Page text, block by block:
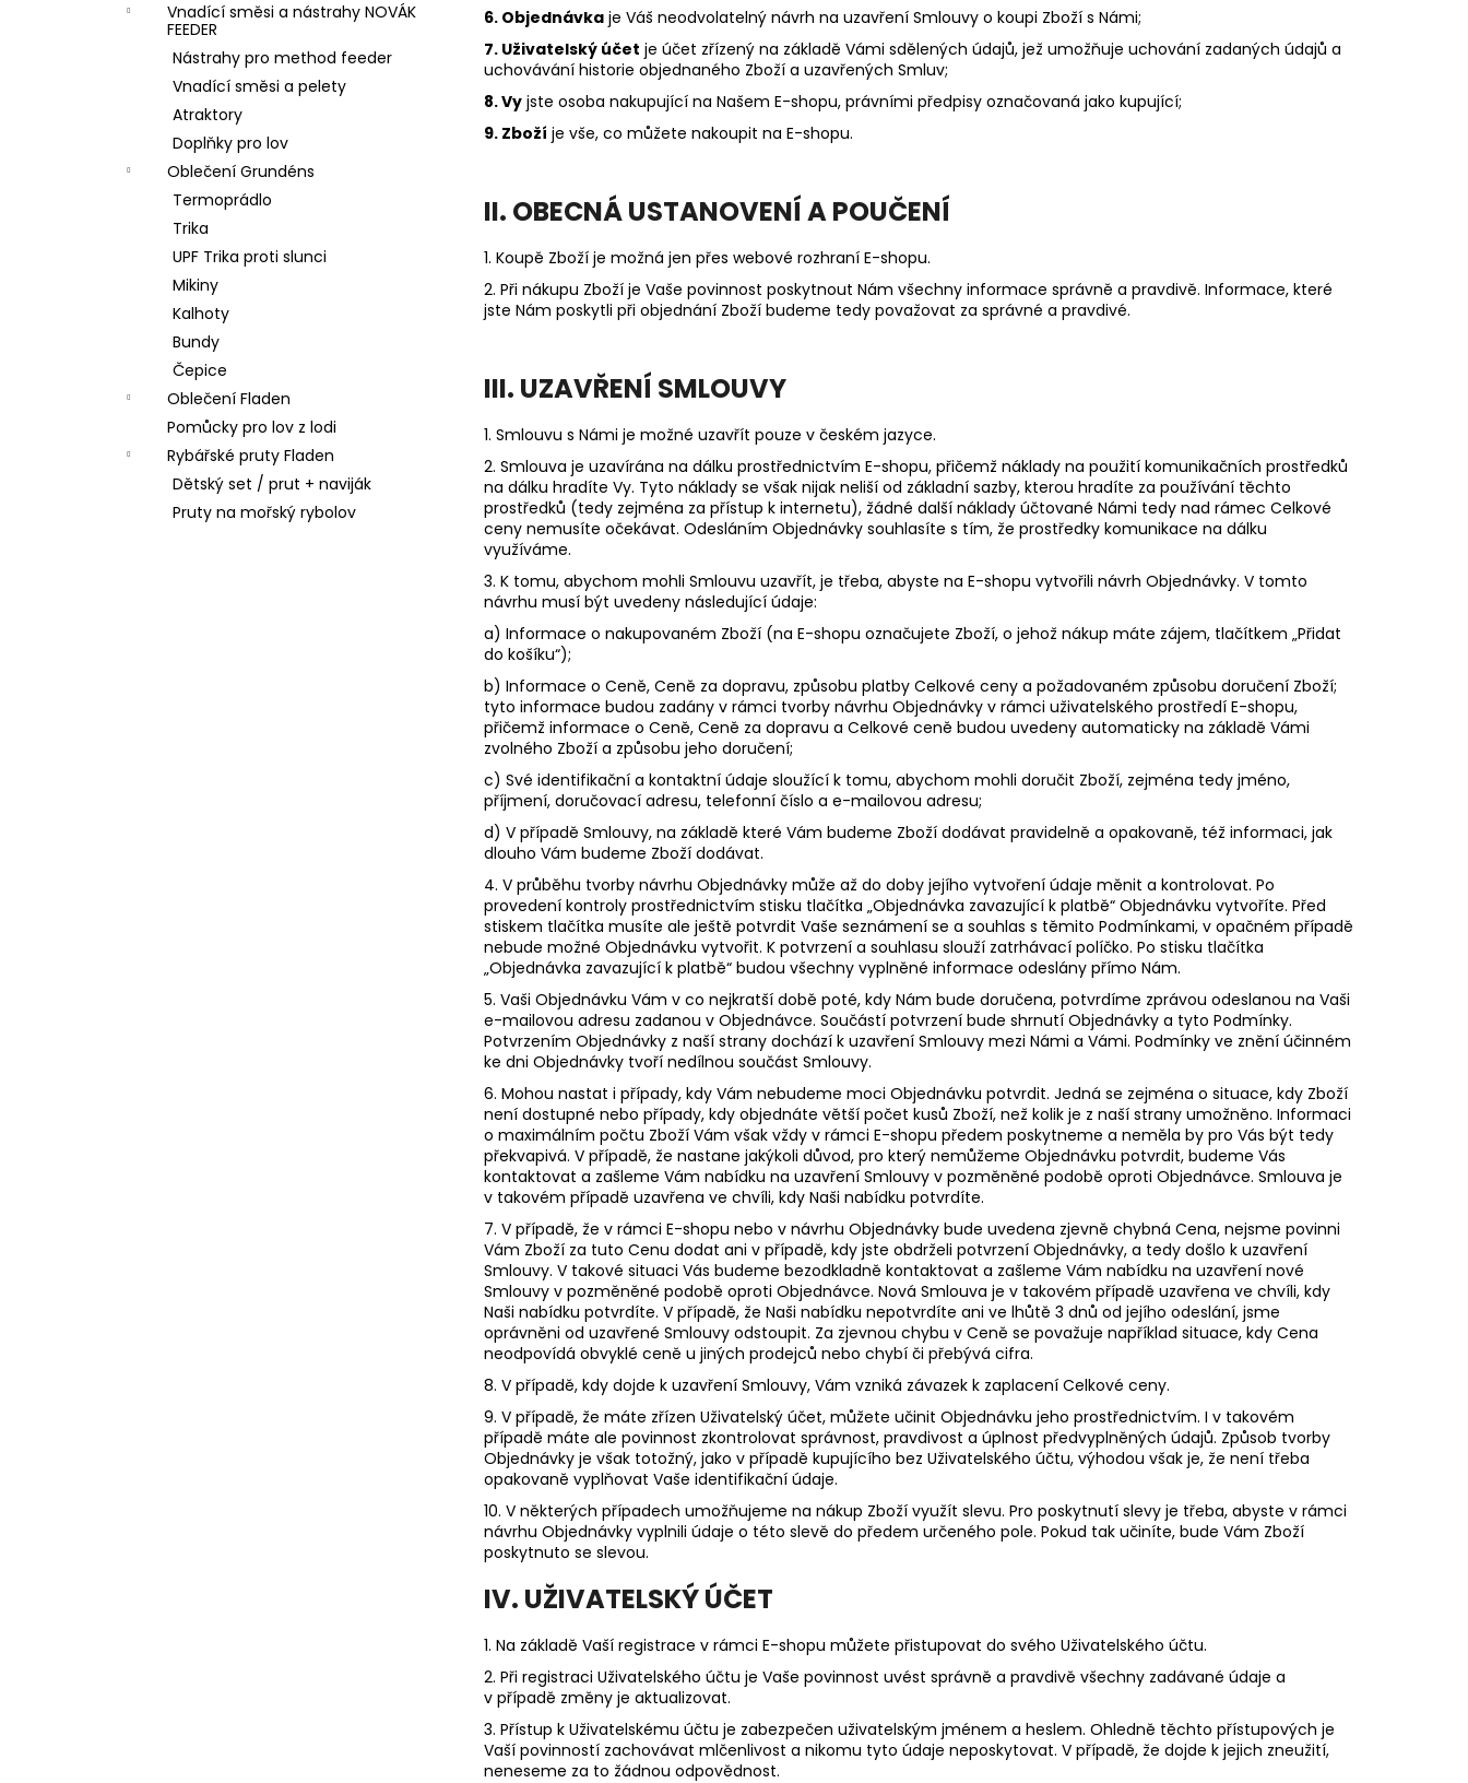
Vnadící směsi a nástrahy NOVÁK
FEEDER
Nástrahy pro method feeder
Vnadící směsi a pelety
Atraktory
Doplňky pro lov
Oblečení Grundéns
Termoprádlo
Trika
UPF Trika proti slunci
Mikiny
Kalhoty
Bundy
Čepice
Oblečení Fladen
Pomůcky pro lov z lodi
Rybářské pruty Fladen
Dětský set / prut + naviják
Pruty na mořský rybolov
6. Objednávka je Váš neodvolatelný návrh na uzavření Smlouvy o koupi Zboží s Námi;
7. Uživatelský účet je účet zřízený na základě Vámi sdělených údajů, jež umožňuje uchování zadaných údajů a
uchovávání historie objednaného Zboží a uzavřených Smluv;
8. Vy jste osoba nakupující na Našem E-shopu, právními předpisy označovaná jako kupující;
9. Zboží je vše, co můžete nakoupit na E-shopu.
II. OBECNÁ USTANOVENÍ A POUČENÍ
1. Koupě Zboží je možná jen přes webové rozhraní E-shopu.
2. Při nákupu Zboží je Vaše povinnost poskytnout Nám všechny informace správně a pravdivě. Informace, které
jste Nám poskytli při objednání Zboží budeme tedy považovat za správné a pravdivé.
III. UZAVŘENÍ SMLOUVY
1. Smlouvu s Námi je možné uzavřít pouze v českém jazyce.
2. Smlouva je uzavírána na dálku prostřednictvím E-shopu, přičemž náklady na použití komunikačních prostředků
na dálku hradíte Vy. Tyto náklady se však nijak neliší od základní sazby, kterou hradíte za používání těchto
prostředků (tedy zejména za přístup k internetu), žádné další náklady účtované Námi tedy nad rámec Celkové
ceny nemusíte očekávat. Odesláním Objednávky souhlasíte s tím, že prostředky komunikace na dálku
využíváme.
3. K tomu, abychom mohli Smlouvu uzavřít, je třeba, abyste na E-shopu vytvořili návrh Objednávky. V tomto
návrhu musí být uvedeny následující údaje:
a) Informace o nakupovaném Zboží (na E-shopu označujete Zboží, o jehož nákup máte zájem, tlačítkem „Přidat
do košíku“);
b) Informace o Ceně, Ceně za dopravu, způsobu platby Celkové ceny a požadovaném způsobu doručení Zboží;
tyto informace budou zadány v rámci tvorby návrhu Objednávky v rámci uživatelského prostředí E-shopu,
přičemž informace o Ceně, Ceně za dopravu a Celkové ceně budou uvedeny automaticky na základě Vámi
zvolného Zboží a způsobu jeho doručení;
c) Své identifikační a kontaktní údaje sloužící k tomu, abychom mohli doručit Zboží, zejména tedy jméno,
příjmení, doručovací adresu, telefonní číslo a e-mailovou adresu;
d) V případě Smlouvy, na základě které Vám budeme Zboží dodávat pravidelně a opakovaně, též informaci, jak
dlouho Vám budeme Zboží dodávat.
4. V průběhu tvorby návrhu Objednávky může až do doby jejího vytvoření údaje měnit a kontrolovat. Po
provedení kontroly prostřednictvím stisku tlačítka „Objednávka zavazující k platbě“ Objednávku vytvoříte. Před
stiskem tlačítka musíte ale ještě potvrdit Vaše seznámení se a souhlas s těmito Podmínkami, v opačném případě
nebude možné Objednávku vytvořit. K potvrzení a souhlasu slouží zatrhávací políčko. Po stisku tlačítka
„Objednávka zavazující k platbě“ budou všechny vyplněné informace odeslány přímo Nám.
5. Vaši Objednávku Vám v co nejkratší době poté, kdy Nám bude doručena, potvrdíme zprávou odeslanou na Vaši
e-mailovou adresu zadanou v Objednávce. Součástí potvrzení bude shrnutí Objednávky a tyto Podmínky.
Potvrzením Objednávky z naší strany dochází k uzavření Smlouvy mezi Námi a Vámi. Podmínky ve znění účinném
ke dni Objednávky tvoří nedílnou součást Smlouvy.
6. Mohou nastat i případy, kdy Vám nebudeme moci Objednávku potvrdit. Jedná se zejména o situace, kdy Zboží
není dostupné nebo případy, kdy objednáte větší počet kusů Zboží, než kolik je z naší strany umožněno. Informaci
o maximálním počtu Zboží Vám však vždy v rámci E-shopu předem poskytneme a neměla by pro Vás být tedy
překvapivá. V případě, že nastane jakýkoli důvod, pro který nemůžeme Objednávku potvrdit, budeme Vás
kontaktovat a zašleme Vám nabídku na uzavření Smlouvy v pozměněné podobě oproti Objednávce. Smlouva je
v takovém případě uzavřena ve chvíli, kdy Naši nabídku potvrdíte.
7. V případě, že v rámci E-shopu nebo v návrhu Objednávky bude uvedena zjevně chybná Cena, nejsme povinni
Vám Zboží za tuto Cenu dodat ani v případě, kdy jste obdrželi potvrzení Objednávky, a tedy došlo k uzavření
Smlouvy. V takové situaci Vás budeme bezodkladně kontaktovat a zašleme Vám nabídku na uzavření nové
Smlouvy v pozměněné podobě oproti Objednávce. Nová Smlouva je v takovém případě uzavřena ve chvíli, kdy
Naši nabídku potvrdíte. V případě, že Naši nabídku nepotvrdíte ani ve lhůtě 3 dnů od jejího odeslání, jsme
oprávněni od uzavřené Smlouvy odstoupit. Za zjevnou chybu v Ceně se považuje například situace, kdy Cena
neodpovídá obvyklé ceně u jiných prodejců nebo chybí či přebývá cifra.
8. V případě, kdy dojde k uzavření Smlouvy, Vám vzniká závazek k zaplacení Celkové ceny.
9. V případě, že máte zřízen Uživatelský účet, můžete učinit Objednávku jeho prostřednictvím. I v takovém
případě máte ale povinnost zkontrolovat správnost, pravdivost a úplnost předvyplněných údajů. Způsob tvorby
Objednávky je však totožný, jako v případě kupujícího bez Uživatelského účtu, výhodou však je, že není třeba
opakovaně vyplňovat Vaše identifikační údaje.
10. V některých případech umožňujeme na nákup Zboží využít slevu. Pro poskytnutí slevy je třeba, abyste v rámci
návrhu Objednávky vyplnili údaje o této slevě do předem určeného pole. Pokud tak učiníte, bude Vám Zboží
poskytnuto se slevou.
IV. UŽIVATELSKÝ ÚČET
1. Na základě Vaší registrace v rámci E-shopu můžete přistupovat do svého Uživatelského účtu.
2. Při registraci Uživatelského účtu je Vaše povinnost uvést správně a pravdivě všechny zadávané údaje a
v případě změny je aktualizovat.
3. Přístup k Uživatelskému účtu je zabezpečen uživatelským jménem a heslem. Ohledně těchto přístupových je
Vaší povinností zachovávat mlčenlivost a nikomu tyto údaje neposkytovat. V případě, že dojde k jejich zneužití,
neneseme za to žádnou odpovědnost.